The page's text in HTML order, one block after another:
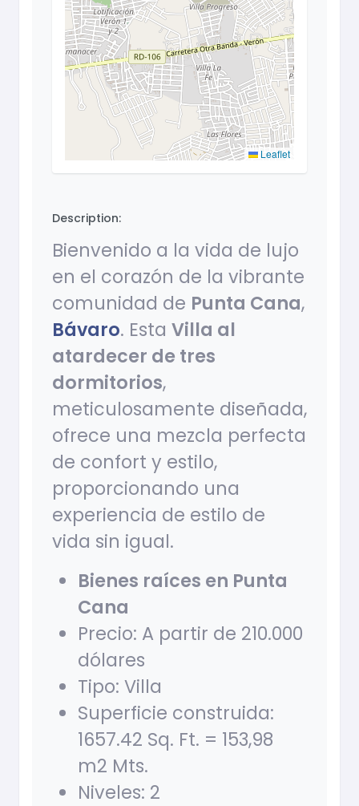
Leaflet
Description:
Bienvenido a la vida de lujo
en el corazón de la vibrante
comunidad de Punta Cana,
Bávaro. Esta Villa al
atardecer de tres
dormitorios,
meticulosamente diseñada,
ofrece una mezcla perfecta
de confort y estilo,
proporcionando una
experiencia de estilo de
vida sin igual.
Bienes raíces en Punta
Cana
Precio: A partir de 210.000
dólares
Tipo: Villa
Superficie construida:
1657.42 Sq. Ft. = 153,98
m2 Mts.
Niveles: 2